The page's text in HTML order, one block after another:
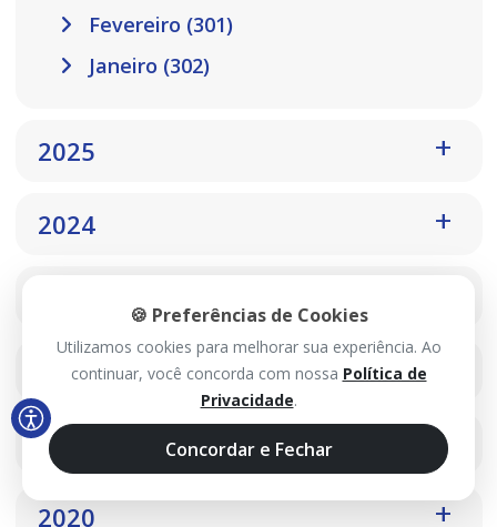
Fevereiro (301)
Janeiro (302)
2025
2024
2022
2021
2020
🍪 Preferências de Cookies
Utilizamos cookies para melhorar sua experiência. Ao
continuar, você concorda com nossa Política de
Privacidade.
Concordar e Fechar